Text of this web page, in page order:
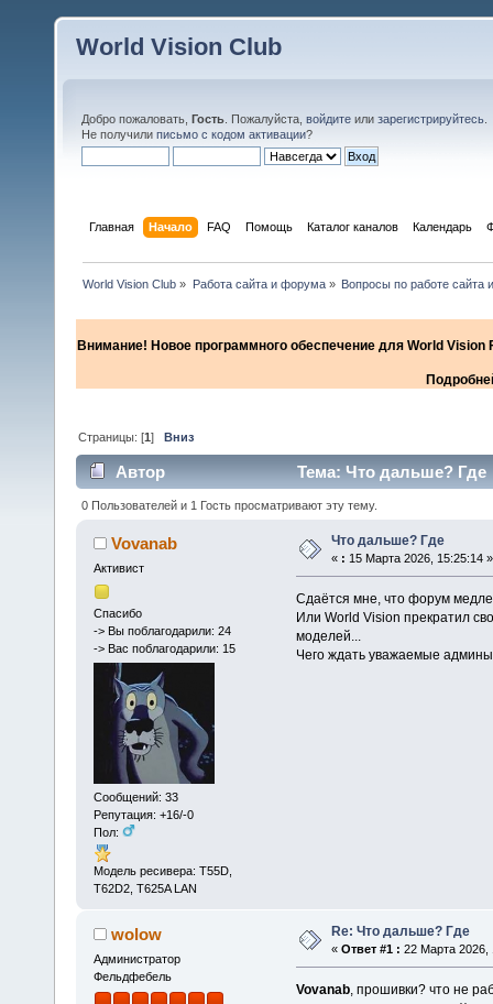
World Vision Club
Добро пожаловать, Гость . Пожалуйста, войдите или зарегистрируйтесь
Не получили письмо с кодом активации?
Главная Начало FAQ Помощь Каталог каналов Календарь
World Vision Club » Работа сайта и форума» Вопросы по работе сайта
Внимание! Новое программного обеспечение для World
Страницы: [1]Вниз
Автор Тема: Что дальше? Где
0 Пользователей и 1 Гость просматривают эту тему.
Vovanab
Активист
Спасибо
-> Вы поблагодарили: 24
-> Вас поблагодарили: 15
Сообщений: 33
Репутация: +16/-0
Пол:
Модель ресивера: Т55D,
Т62D2, T625A LAN
Что дальше? Где
« : 15 Марта 2026, 15:25:14 »
Сдаётся мне, что форум
Или World Vision прекратил
моделей...
Чего ждать уважаемые
wolow
Администратор
Фельдфебель
Re: Что дальше? Где
« Ответ #1 : 22 Марта 2026,
Vovanab, прошивки? что не